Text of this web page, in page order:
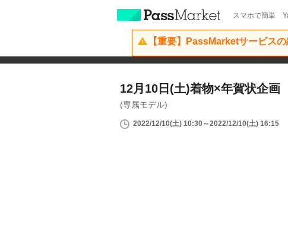
スマホで簡単
【重要】PassMarketサービス
12月10日(土)着物×年賀状企画
(専属モデル)
2022/12/10(土) 10:30～2022/12/10(土) 16:15